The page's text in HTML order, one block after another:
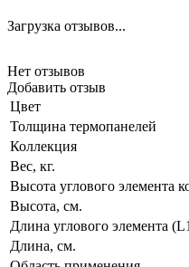
Загрузка отзывов...
Нет отзывов
Добавить отзыв
Цвет
Толщина термопанелей
Коллекция
Вес, кг.
Высота углового элемента
Высота, см.
Длина углового элемента
Длина, см.